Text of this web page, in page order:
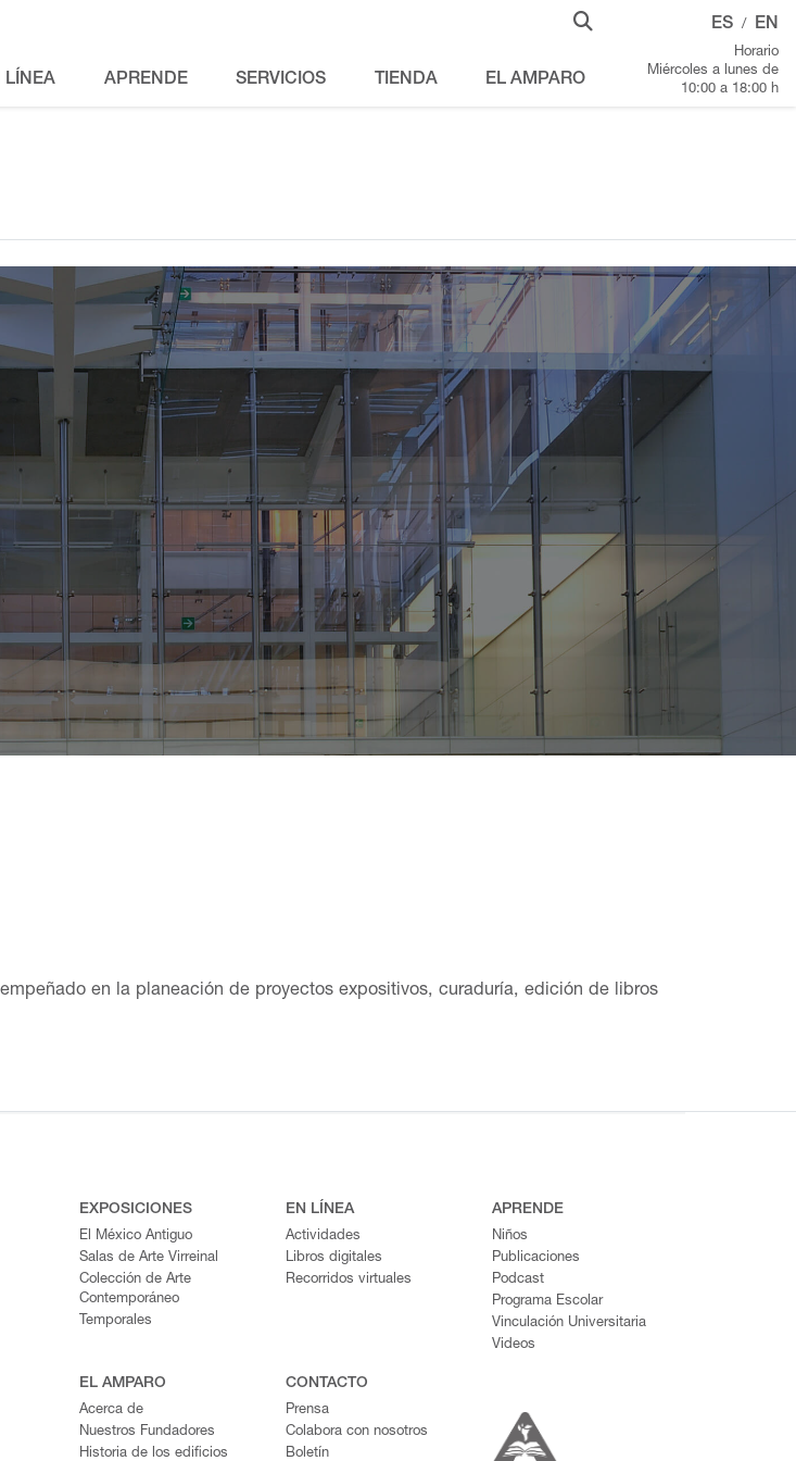
LÍNEA APRENDE SERVICIOS TIENDA EL AMPARO
ES / EN
Horario
Miércoles a lunes de
10:00 a 18:00 h
en la planeación de proyectos expositivos, curaduría, edición de libros
Televisa de 2001 a 2019. Responsable de la estrategia y la gestión de una de
EXPOSICIONES
El México Antiguo
Salas de Arte Virreinal
Colección de Arte
Contemporáneo
Temporales
EN LÍNEA
Actividades
Libros digitales
Recorridos virtuales
APRENDE
Niños
Publicaciones
Podcast
Programa Escolar
Vinculación Universitaria
Videos
EL AMPARO
Acerca de
Nuestros Fundadores
Historia de los edificios
CONTACTO
Prensa
Colabora con nosotros
Boletín